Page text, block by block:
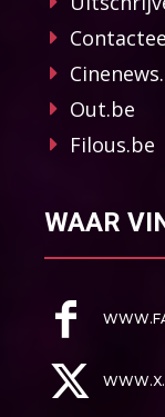
Out.be
Filous.be
WAAR